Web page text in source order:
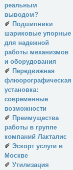
реальным
выводом?
✐ Подшипники
шариковые упорные
для надежной
работы механизмов
и оборудования
✐ Передвижная
флюорографическая
установка:
современные
возможности
✐ Преимущества
работы в группе
компаний Лакталис
✐ Эскорт услуги в
Москве
✐ Утилизация